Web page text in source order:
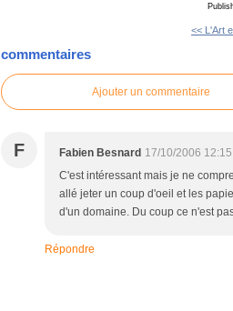
<< L'Art
commentaires
Ajouter un commentaire
F Fabien Besnard 17/10/2006 12:15
C'est intéressant mais je ne
allé jeter un coup d'oeil et les
d'un domaine. Du coup ce n'est
Répondre